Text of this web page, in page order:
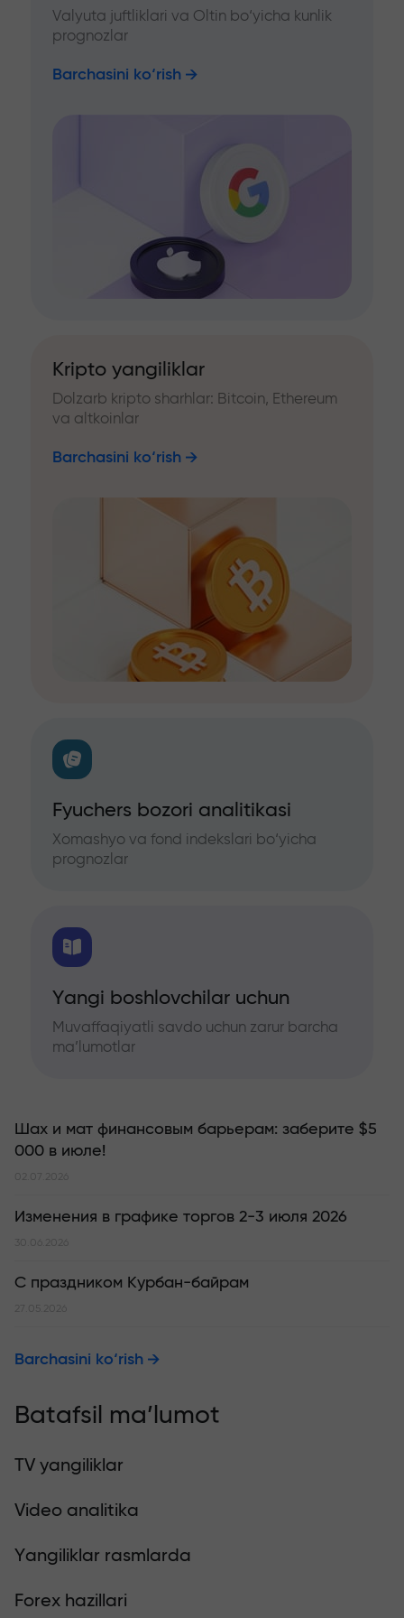
Valyuta juftliklari va Oltin bo‘yicha kunlik
prognozlar
Barchasini ko‘rish
Kripto yangiliklar
Dolzarb kripto sharhlar: Bitcoin, Ethereum
va altkoinlar
Barchasini ko‘rish
Fyuchers bozori analitikasi
Xomashyo va fond indekslari bo‘yicha
prognozlar
Yangi boshlovchilar uchun
Muvaffaqiyatli savdo uchun zarur barcha
ma’lumotlar
Шах и мат финансовым барьерам: заберите $5
000 в июле!
02.07.2026
Изменения в графике торгов 2-3 июля 2026
30.06.2026
С праздником Курбан-байрам
27.05.2026
Barchasini ko‘rish
Batafsil ma’lumot
TV yangiliklar
Video analitika
Yangiliklar rasmlarda
Forex hazillari